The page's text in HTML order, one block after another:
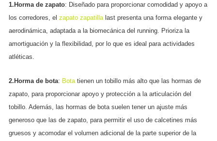
1.Horma de zapato: Diseñado para proporcionar comodidad y apoyo a
los corredores, el zapato zapatilla last presenta una forma elegante y
aerodinámica, adaptada a la biomecánica del running. Prioriza la
amortiguación y la flexibilidad, por lo que es ideal para actividades
atléticas.
2.Horma de bota: Bota tienen un tobillo más alto que las hormas de
zapato, para proporcionar apoyo y protección a la articulación del
tobillo. Además, las hormas de bota suelen tener un ajuste más
generoso que las de zapato, para permitir el uso de calcetines más
gruesos y acomodar el volumen adicional de la parte superior de la